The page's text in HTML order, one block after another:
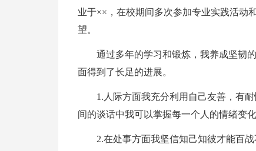
业于××，在校期间多次参加专业实践活动
望。
通过多年的学习和锻炼，我养成坚韧
面得到了长足的进展。
1.人际方面我充分利用自己友善，有
间的谈话中我可以掌握每一个人的情绪变
2.在处事方面我坚信知己知彼才能百